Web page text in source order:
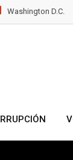
Washington D.C.